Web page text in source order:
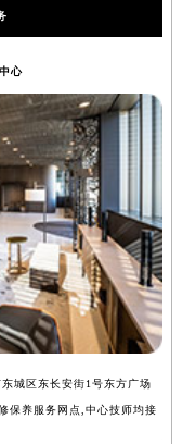
心
城区东长安街1号东方广场
保养服务网点,中心技师均接